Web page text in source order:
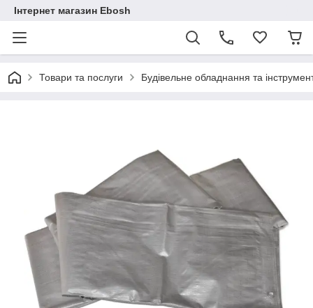
Інтернет магазин Ebosh
Товари та послуги Будівельне обладнання та